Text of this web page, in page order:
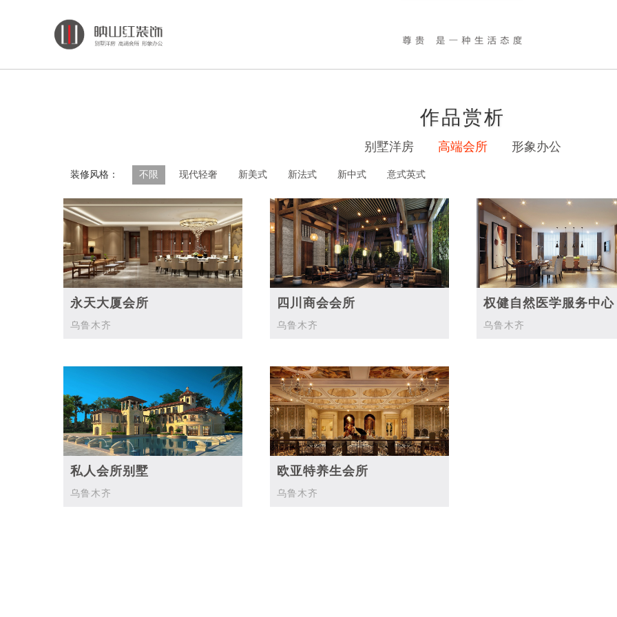
作品赏析
别墅洋房 高端会所 形象办公
装修风格： 不限 现代轻奢 新美式 新法式 新中式 意式英式
永天大厦会所
乌鲁木齐
四川商会会所
乌鲁木齐
权健自然医学服务中心
乌鲁木齐
私人会所别墅
乌鲁木齐
欧亚特养生会所
乌鲁木齐